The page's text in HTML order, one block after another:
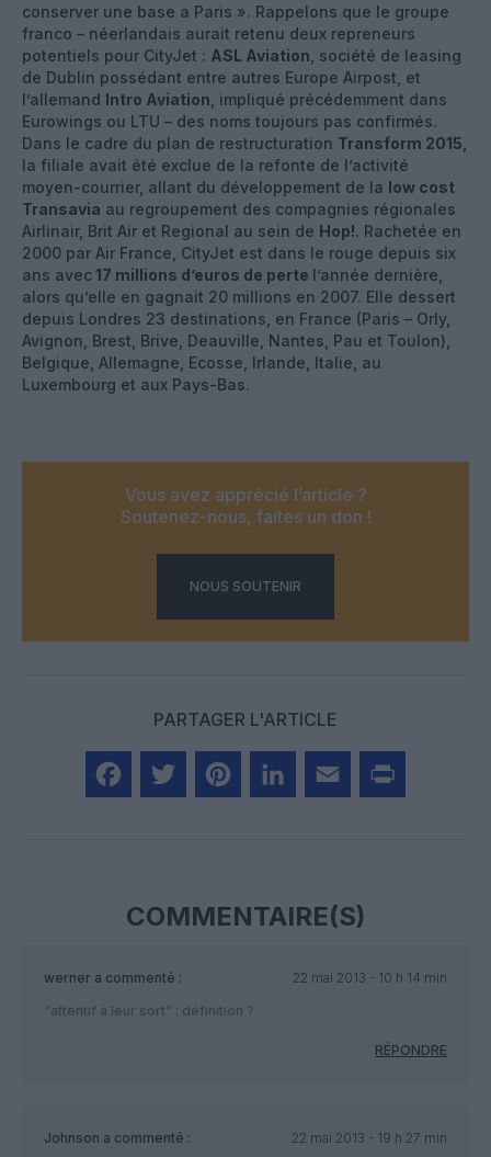
conserver une base a Paris ». Rappelons que le groupe
franco – néerlandais aurait retenu deux repreneurs
potentiels pour CityJet : ASL Aviation , société de leasing
de Dublin possédant entre autres Europe Airpost, et
l’allemand Intro Aviation , impliqué précédemment dans
Eurowings ou LTU – des noms toujours pas confirmés.
Dans le cadre du plan de restructuration Transform 2015
la filiale avait été exclue de la refonte de l’activité
moyen-courrier, allant du développement de la low cost
Transavia au regroupement des compagnies régionales
Airlinair, Brit Air et Regional au sein de Hop!. Rachetée en
2000 par Air France, CityJet est dans le rouge depuis six
ans avec 17 millions d’euros de perte l’année dernière,
alors qu’elle en gagnait 20 millions en 2007. Elle dessert
depuis Londres 23 destinations, en France (Paris – Orly,
Avignon, Brest, Brive, Deauville, Nantes, Pau et Toulon),
Belgique, Allemagne, Ecosse, Irlande, Italie, au
Luxembourg et aux Pays-Bas.
Vous avez apprécié l’article ?
Soutenez-nous, faites un don !
NOUS SOUTENIR
PARTAGER L'ARTICLE
COMMENTAIRE(S)
werner a commenté :
22 mai 2013 - 10 h 14 min
“attentif à leur sort” : définition ?
RÉPONDRE
Johnson a commenté :
22 mai 2013 - 19 h 27 min